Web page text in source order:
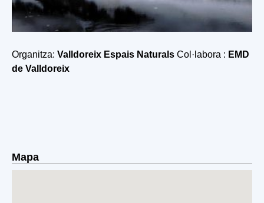
Organitza: Valldoreix Espais Naturals Col·labora : EMD
de Valldoreix
Mapa